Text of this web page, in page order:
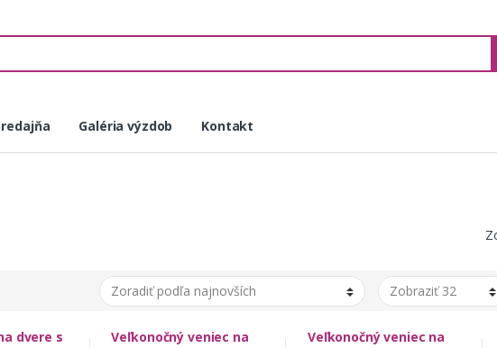
Galéria výzdob Kontakt
dvere s
Veľkonočný veniec na
Veľkonočný veniec na